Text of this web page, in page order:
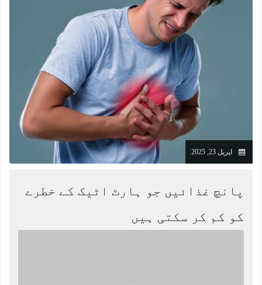
اپریل 23, 2025
پانچ غذائیں جو ہارٹ اٹیک کے خطرے
کو کم کر سکتی ہیں